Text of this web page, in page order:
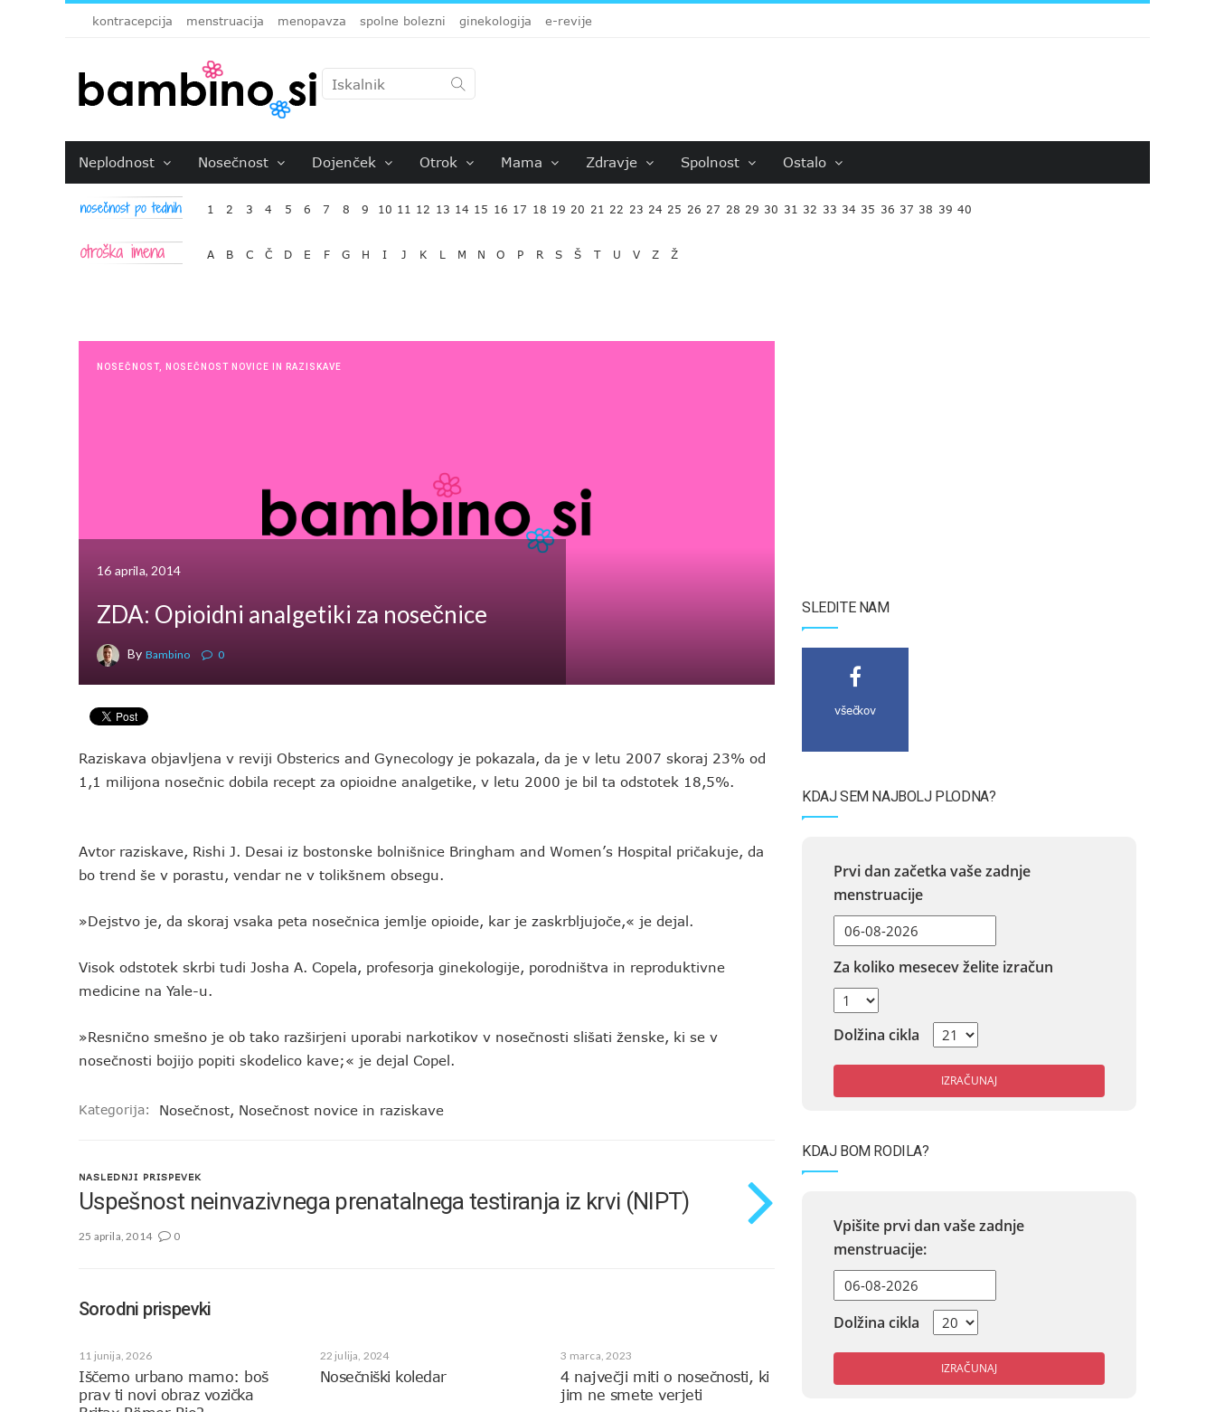
kontracepcija menstruacija menopavza spolne bolezni ginekologija e-revije
Neplodnost Nosečnost Dojenček Otrok Mama Zdravje Spolnost Ostalo
1 2 3 4 5 6 7 8 9 10 11 12 13 14 15 16 17 18 19 20 21 22 23 24 25 26 27 28 29 30 31 32 33 34 35 36 37 38 39 40
A B C Č D E F G H I J K L M N O P R S Š T U V Z Ž
NOSEČNOST, NOSEČNOST NOVICE IN RAZISKAVE
16 aprila, 2014
ZDA: Opioidni analgetiki za nosečnice
By Bambino 0
Raziskava objavljena v reviji Obsterics and Gynecology je pokazala, da je v letu 2007 skoraj 23% od
1,1 milijona nosečnic dobila recept za opioidne analgetike, v letu 2000 je bil ta odstotek 18,5%.
Avtor raziskave, Rishi J. Desai iz bostonske bolnišnice Bringham and Women’s Hospital pričakuje, da
bo trend še v porastu, vendar ne v tolikšnem obsegu.
»Dejstvo je, da skoraj vsaka peta nosečnica jemlje opioide, kar je zaskrbljujoče,« je dejal.
Visok odstotek skrbi tudi Josha A. Copela, profesorja ginekologije, porodništva in reproduktivne
medicine na Yale-u.
»Resnično smešno je ob tako razširjeni uporabi narkotikov v nosečnosti slišati ženske, ki se v
nosečnosti bojijo popiti skodelico kave;« je dejal Copel.
Kategorija: Nosečnost, Nosečnost novice in raziskave
NASLEDNJI PRISPEVEK
Uspešnost neinvazivnega prenatalnega testiranja iz krvi (NIPT)
25 aprila, 2014 0
Sorodni prispevki
11 junija, 2026
Iščemo urbano mamo: boš
prav ti novi obraz vozička
22 julija, 2024
Nosečniški koledar
3 marca, 2023
4 največji miti o nosečnosti, ki
jim ne smete verjeti
SLEDITE NAM
všečkov
KDAJ SEM NAJBOLJ PLODNA?
Prvi dan začetka vaše zadnje
menstruacije
Za koliko mesecev želite izračun
Dolžina cikla
IZRAČUNAJ
KDAJ BOM RODILA?
Vpišite prvi dan vaše zadnje
menstruacije:
Dolžina cikla
IZRAČUNAJ